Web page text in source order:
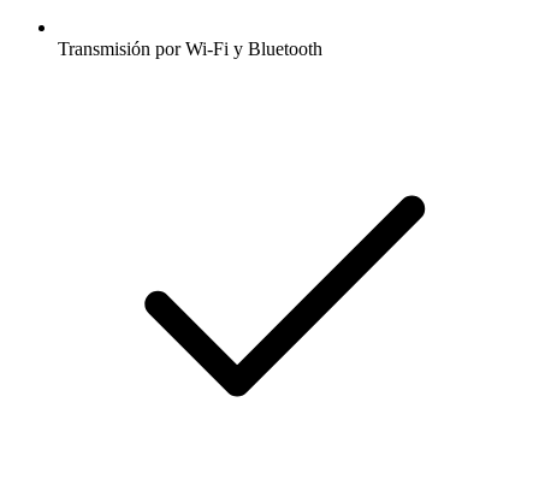
Transmisión por Wi-Fi y Bluetooth